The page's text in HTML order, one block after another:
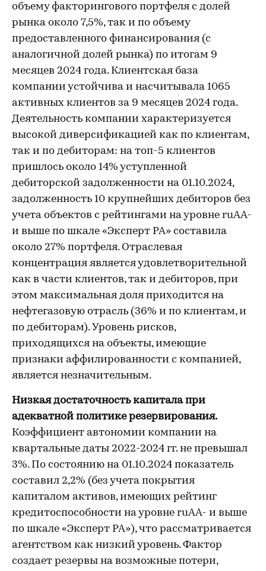
объему факторингового портфеля с долей
рынка около 7,5%, так и по объему
предоставленного финансирования (с
аналогичной долей рынка) по итогам 9
месяцев 2024 года. Клиентская база
компании устойчива и насчитывала 1065
активных клиентов за 9 месяцев 2024 года.
Деятельность компании характеризуется
высокой диверсификацией как по клиентам,
так и по дебиторам: на топ-5 клиентов
пришлось около 14% уступленной
дебиторской задолженности на 01.10.2024,
задолженность 10 крупнейших дебиторов без
учета объектов с рейтингами на уровне ruAA-
и выше по шкале «Эксперт РА» составила
около 27% портфеля. Отраслевая
концентрация является удовлетворительной
как в части клиентов, так и дебиторов, при
этом максимальная доля приходится на
нефтегазовую отрасль (36% и по клиентам, и
по дебиторам). Уровень рисков,
приходящихся на объекты, имеющие
признаки аффилированности с компанией,
является незначительным.
Низкая достаточность капитала при
адекватной политике резервирования.
Коэффициент автономии компании на
квартальные даты 2022-2024 гг. не превышал
3%. По состоянию на 01.10.2024 показатель
составил 2,2% (без учета покрытия
капиталом активов, имеющих рейтинг
кредитоспособности на уровне ruAA- и выше
по шкале «Эксперт РА»), что рассматривается
агентством как низкий уровень. Фактор
создает резервы на возможные потери,